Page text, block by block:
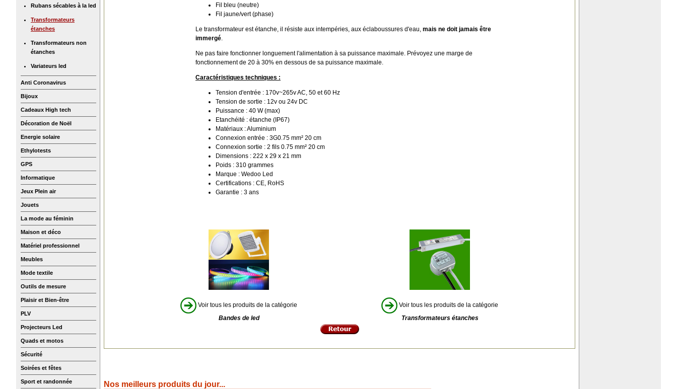
Rubans sécables à la led
Transformateurs
étanches
Transformateurs non
étanches
Variateurs led
Anti Coronavirus
Bijoux
Cadeaux High tech
Décoration de Noël
Energie solaire
Ethylotests
GPS
Informatique
Jeux Plein air
Jouets
La mode au féminin
Maison et déco
Matériel professionnel
Meubles
Mode textile
Outils de mesure
Plaisir et Bien-être
PLV
Projecteurs Led
Quads et motos
Sécurité
Soirées et fêtes
Sport et randonnée
Fil bleu (neutre)
Fil jaune/vert (phase)
Le transformateur est étanche, il résiste aux intempéries, aux éclaboussures d'eau, mais ne doit jamais être
immergé.
Ne pas faire fonctionner longuement l'alimentation à sa puissance maximale. Prévoyez une marge de
fonctionnement de 20 à 30% en dessous de sa puissance maximale.
Caractéristiques techniques :
Tension d'entrée : 170v~265v AC, 50 et 60 Hz
Tension de sortie : 12v ou 24v DC
Puissance : 40 W (max)
Etanchéité : étanche (IP67)
Matériaux : Aluminium
Connexion entrée : 3G0.75 mm² 20 cm
Connexion sortie : 2 fils 0.75 mm² 20 cm
Dimensions : 222 x 29 x 21 mm
Poids : 310 grammes
Marque : Wedoo Led
Certifications : CE, RoHS
Garantie : 3 ans
Voir tous les produits de la catégorie
Bandes de led
Voir tous les produits de la catégorie
Transformateurs étanches
Nos meilleurs produits du jour...